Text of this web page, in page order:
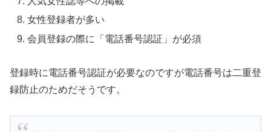
女性登録者が多い
会員登録の際に「電話番号認証」が必須
登録時に電話番号認証が必要なのですが電話番号は二重登
録防止のためだそうです。